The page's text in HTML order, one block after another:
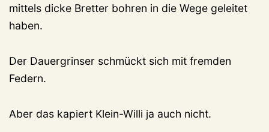
mittels dicke Bretter bohren in die Wege geleitet
haben.
Der Dauergrinser schmückt sich mit fremden
Federn.
Aber das kapiert Klein-Willi ja auch nicht.